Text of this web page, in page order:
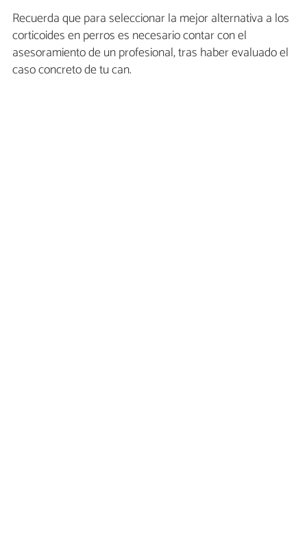
Recuerda que para seleccionar la mejor alternativa a los
corticoides en perros es necesario contar con el
asesoramiento de un profesional, tras haber evaluado el
caso concreto de tu can.